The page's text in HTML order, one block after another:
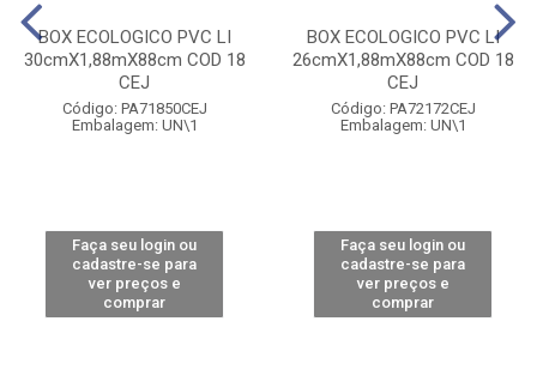
BOX ECOLOGICO PVC LI
30cmX1,88mX88cm COD 18
CEJ
Código: PA71850CEJ
Embalagem: UN\1
Faça seu login ou
cadastre-se para
ver preços e
comprar
BOX ECOLOGICO PVC LI
26cmX1,88mX88cm COD 18
CEJ
Código: PA72172CEJ
Embalagem: UN\1
Faça seu login ou
cadastre-se para
ver preços e
comprar